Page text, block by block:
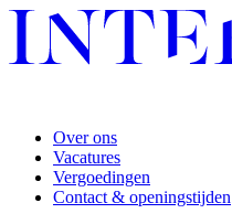
Over ons
Vacatures
Vergoedingen
Contact & openingstijden